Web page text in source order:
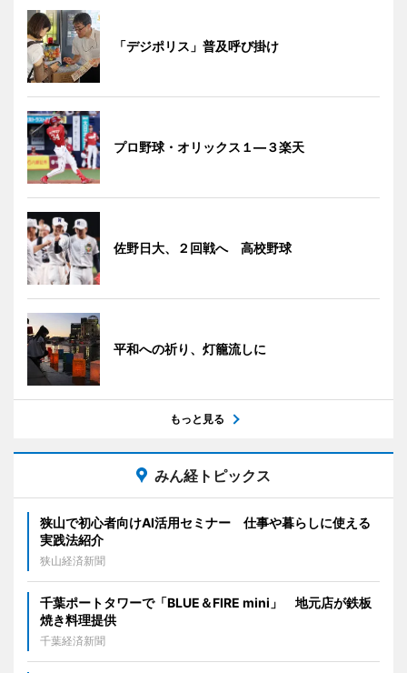
「デジポリス」普及呼び掛け
プロ野球・オリックス１―３楽天
佐野日大、２回戦へ 高校野球
平和への祈り、灯籠流しに
もっと見る
みん経トピックス
狭山で初心者向けAI活用セミナー 仕事や暮らしに使える
実践法紹介
狭山経済新聞
千葉ポートタワーで「BLUE＆FIRE mini」 地元店が鉄板
焼き料理提供
千葉経済新聞